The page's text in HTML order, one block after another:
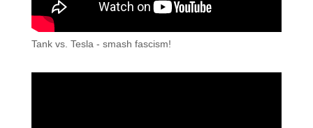
Tank vs. Tesla - smash fascism!